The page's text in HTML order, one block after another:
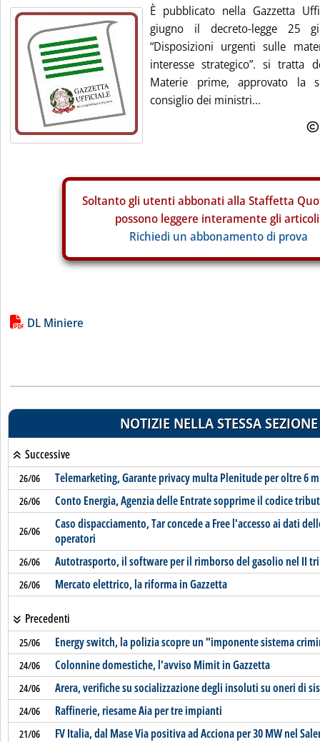
È pubblicato nella Gazzetta
giugno il decreto-legge 25
“Disposizioni urgenti sulle
interesse strategico”. si tratta
Materie prime, approvato la
consiglio dei ministri...
Soltanto gli utenti abbonati alla Staffetta
possono leggere interamente gli
Richiedi un abbonamento di prova
Lista allegati PDF alla notizia
DL Miniere
NOTIZIE NELLA STESSA SEZIONE
Successive
26/06 Telemarketing, Garante privacy multa Plenitude per oltre 6
26/06 Conto Energia, Agenzia delle Entrate sopprime il codice
26/06
Caso dispacciamento, Tar concede a Free l'accesso ai dati
operatori
26/06 Autotrasporto, il software per il rimborso del gasolio nel II
26/06 Mercato elettrico, la riforma in Gazzetta
Precedenti
25/06 Energy switch, la polizia scopre un "imponente sistema
24/06 Colonnine domestiche, l'avviso Mimit in Gazzetta
24/06 Arera, verifiche su socializzazione degli insoluti su oneri di
24/06 Raffinerie, riesame Aia per tre impianti
21/06 FV Italia, dal Mase Via positiva ad Acciona per 30 MW nel